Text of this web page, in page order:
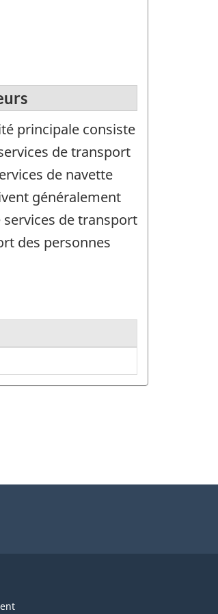
principale consiste
de transport
de navette
généralement
de transport
des personnes